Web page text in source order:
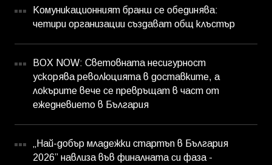
Комуникационният бранш се обединява:
четири организации създават общ клъстър
BOX NOW: Световната несигурност
ускорява революцията в доставките, а
локърите вече се превръщат в част от
ежедневието в България
„Най-добър младежки стартъп в България
2026” навлиза във финалната си фаза -